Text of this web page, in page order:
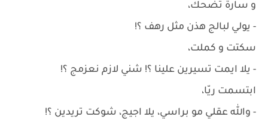
و سارة تضحك،
- يولي لبالج هذن مثل رهف ؟!
سكتت و كملت،
- يلا ايمت تسيرين علينا ؟! شني لازم نعزمج ؟!
ابتسمت ريّا،
- والله عقلي مو براسي، يلا اجيج، شوكت تريدين ؟!